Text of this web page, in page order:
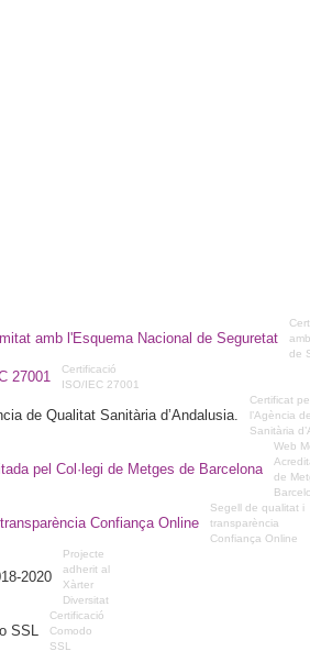
de
Certificació
ISO/IEC 27001
Certificat
l’Agència
Sanitària
Web
de
Segell de qualitat i
transparència
Confiança Online
Projecte
adherit al
Xàrter
Diversitat
Certificació
Comodo
SSL